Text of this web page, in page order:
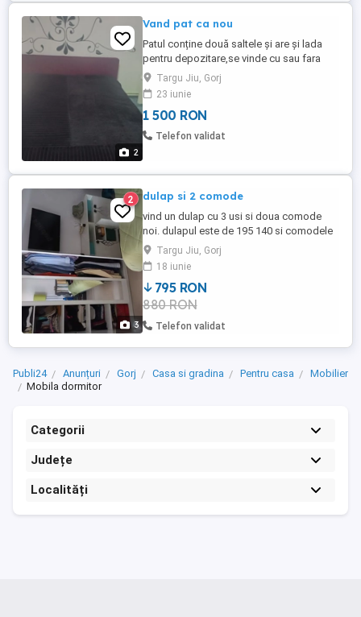
2
Vand pat ca nou
Patul conține două saltele și are și lada
pentru depozitare,se vinde cu sau fara
salteleTargu Jiu, Gorj
23 iunie
1 500 RON
Telefon validat
3
2 dulap si 2 comode
vind un dulap cu 3 usi si doua comode
noi. dulapul este de 195 140 si comodele
70 70.Targu Jiu, Gorj
18 iunie
795 RON
880 RON
Telefon validat
Publi24 Anunțuri Gorj Casa si gradina Pentru casa
Mobilier
Mobila dormitor
Categorii
Județe
Localități